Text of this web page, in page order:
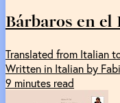
Bárbaros en
Translated from Italian
Written in Italian by
9 minutes read